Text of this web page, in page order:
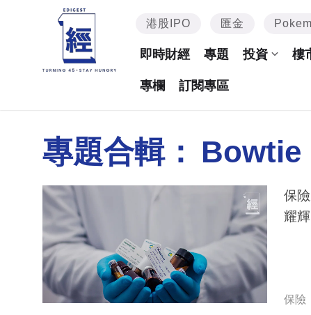
港股IPO 匯金
即時財經 專題 投資 樓
專欄 訂閱專區
專題合輯： Bowtie
保
耀
保險